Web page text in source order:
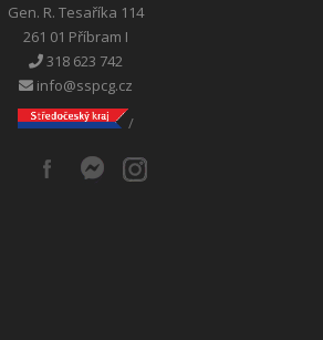
Gen. R. Tesaříka 114
261 01 Příbram I
318 623 742
info@sspcg.cz
/